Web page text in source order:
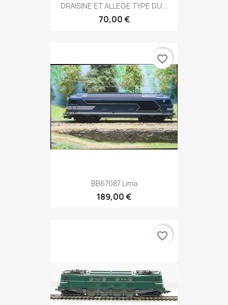
DRAISINE ET ALLEGE TYPE DU...
70,00 €
BB67087 Lima
189,00 €
favorite_border
favorite_border